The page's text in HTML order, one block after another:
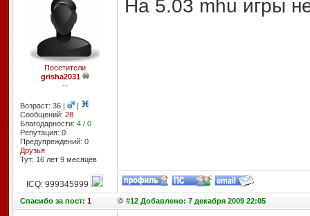
Посетители
grisha2031
--
Возраст: 36 |
|
Сообщений: 28
Благодарности: 4/ 0
Репутация: 0
Предупреждений: 0
Друзья
Тут: 16 лет 9 месяцев
На 5.03 mhu игры
ICQ: 999345999
Спасибоза пост: 1 #12 Добавлено: 7 декабря 2009 22:05